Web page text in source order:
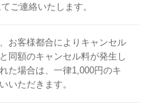
ご連絡いたします。
お客様都合によりキャンセル
同額のキャンセル料が発生し
た場合は、一律1,000円のキ
いただきます。